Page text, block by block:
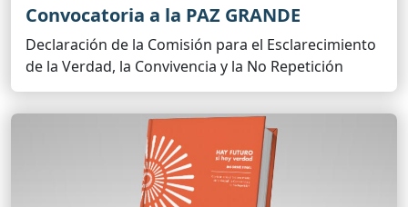
Convocatoria a la PAZ GRANDE
Declaración de la Comisión para el Esclarecimiento
de la Verdad, la Convivencia y la No Repetición